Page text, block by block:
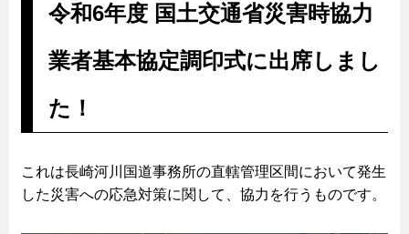
令和6年度 国土交通省災害時協力
業者基本協定調印式に出席しまし
た！
これは長崎河川国道事務所の直轄管理区間において発生
した災害への応急対策に関して、協力を行うものです。